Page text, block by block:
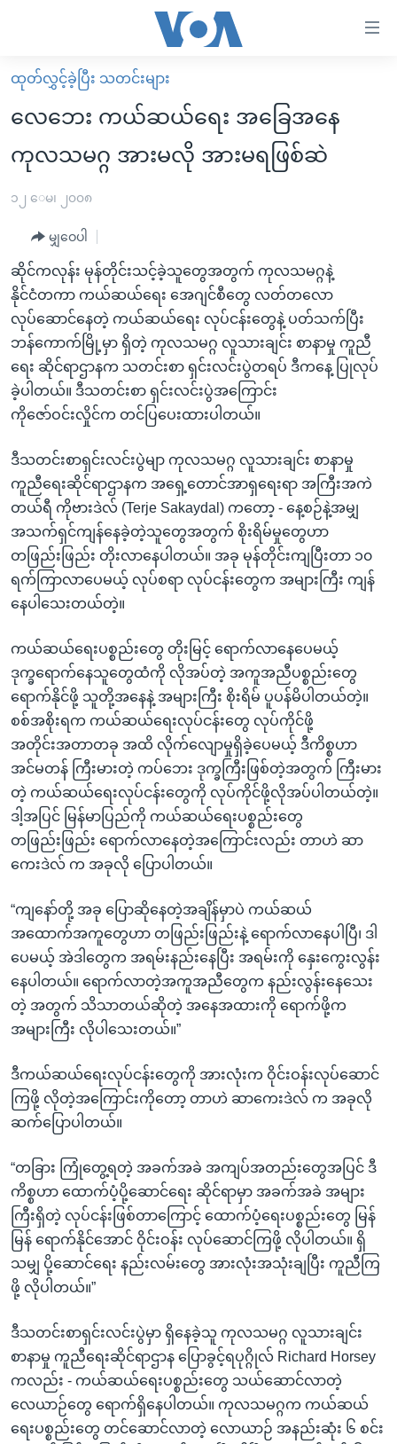
လွယ်ကူ
စေ
Link
များ
အကြောင်းအရာ
သို့
ကျော်
ကြည့်
ပင်မ
အ
ညွန်း
စာမျက်နှာ
ကျော်
ရှာဖွေ
နေရာ
ရန်
မူလစာမျက်နှာ
မြန်မာ
ကမ္ဘာ့သတင်းများ
အစ္စရေး-ပါလက်စတိုင်း
ရပ်ဝန်းတခု လမ်းတခု အလွန်
အင်္ဂလိပ်စာလေ့လာမယ်
အမေရိကန်သုံးအီဒီယံ
မကြေးမုံရဲ့ အင်္ဂလိပ်စာ
ရုပ်ရှင်ထဲက အင်္ဂလိပ်စာ
သုတပဒေသာ အင်္ဂလိပ်စာ
အပတ်စဉ်ကဏ္ဍများ
ရေဒီယို
တီဗွီ
ရေဒီယိုနှင့်ရုပ်သံ အချက်အလက်များ
ရေဒီယို/တီဗွီအစီအစဉ်
Learning English
ဗွီအိုအေ လူမှုကွန်ယက်များ
ဘာသာစကားများ
ထုတ်လွှင့်ခဲ့ပြီး သတင်းများ
လေဘေး ကယ်ဆယ်ရေး အခြေအနေ
ကုလသမဂ္ဂ အားမလို အားမရဖြစ်ဆဲ
၁၂ ေမ၊ ၂၀၀၈
မျှဝေပါ
ဆိုင်ကလုန်း မုန်တိုင်းသင့်ခဲ့သူတွေအတွက် ကုလသမဂ္ဂနဲ့
နိုင်ငံတကာ ကယ်ဆယ်ရေး အေဂျင်စီတွေ လတ်တလော
လုပ်ဆောင်နေတဲ့ ကယ်ဆယ်ရေး လုပ်ငန်းတွေနဲ့ ပတ်သက်ပြီး
ဘန်ကောက်မြို့မှာ ရှိတဲ့ ကုလသမဂ္ဂ လူသားချင်း စာနာမှု ကူညီ
ရေး ဆိုင်ရာဌာနက သတင်းစာ ရှင်းလင်းပွဲတရပ် ဒီကနေ့ ပြုလုပ်
ခဲ့ပါတယ်။ ဒီသတင်းစာ ရှင်းလင်းပွဲအကြောင်း
ကိုဇော်ဝင်းလှိုင်က တင်ပြပေးထားပါတယ်။
ဒီသတင်းစာရှင်းလင်းပွဲမျာ ကုလသမဂ္ဂ လူသားချင်း စာနာမှု
ကူညီရေးဆိုင်ရာဌာနက အရှေ့တောင်အာရှရေးရာ အကြီးအကဲ
တယ်ရီ ကိုဗားဒဲလ် (Terje Sakaydal) ကတော့ - နေ့စဉ်နဲ့အမျှ
အသက်ရှင်ကျန်နေခဲ့တဲ့သူတွေအတွက် စိုးရိမ်မှုတွေဟာ
တဖြည်းဖြည်း တိုးလာနေပါတယ်။ အခု မုန်တိုင်းကျပြီးတာ ၁၀
ရက်ကြာလာပေမယ့် လုပ်စရာ လုပ်ငန်းတွေက အများကြီး ကျန်
နေပါသေးတယ်တဲ့။
ကယ်ဆယ်ရေးပစ္စည်းတွေ တိုးမြင့် ရောက်လာနေပေမယ့်
ဒုက္ခရောက်နေသူတွေထံကို လိုအပ်တဲ့ အကူအညီပစ္စည်းတွေ
ရောက်နိုင်ဖို့ သူတို့အနေနဲ့ အများကြီး စိုးရိမ် ပူပန်မိပါတယ်တဲ့။
စစ်အစိုးရက ကယ်ဆယ်ရေးလုပ်ငန်းတွေ လုပ်ကိုင်ဖို့
အတိုင်းအတာတခု အထိ လိုက်လျောမှုရှိခဲ့ပေမယ့် ဒီကိစ္စဟာ
အင်မတန် ကြီးမားတဲ့ ကပ်ဘေး ဒုက္ခကြီးဖြစ်တဲ့အတွက် ကြီးမား
တဲ့ ကယ်ဆယ်ရေးလုပ်ငန်းတွေကို လုပ်ကိုင်ဖို့လိုအပ်ပါတယ်တဲ့။
ဒါ့အပြင် မြန်မာပြည်ကို ကယ်ဆယ်ရေးပစ္စည်းတွေ
တဖြည်းဖြည်း ရောက်လာနေတဲ့အကြောင်းလည်း တာဟဲ ဆာ
ကေးဒဲလ် က အခုလို ပြောပါတယ်။
“ကျနော်တို့ အခု ပြောဆိုနေတဲ့အချိန်မှာပဲ ကယ်ဆယ်
အထောက်အကူတွေဟာ တဖြည်းဖြည်းနဲ့ ရောက်လာနေပါပြီ၊ ဒါ
ပေမယ့် အဲဒါတွေက အရမ်းနည်းနေပြီး အရမ်းကို နှေးကွေးလွန်း
နေပါတယ်။ ရောက်လာတဲ့အကူအညီတွေက နည်းလွန်းနေသေး
တဲ့ အတွက် သိသာတယ်ဆိုတဲ့ အနေအထားကို ရောက်ဖို့က
အများကြီး လိုပါသေးတယ်။”
ဒီကယ်ဆယ်ရေးလုပ်ငန်းတွေကို အားလုံးက ဝိုင်းဝန်းလုပ်ဆောင်
ကြဖို့ လိုတဲ့အကြောင်းကိုတော့ တာဟဲ ဆာကေးဒဲလ် က အခုလို
ဆက်ပြောပါတယ်။
“တခြား ကြုံတွေ့ရတဲ့ အခက်အခဲ အကျပ်အတည်းတွေအပြင် ဒီ
ကိစ္စဟာ ထောက်ပံ့ပို့ဆောင်ရေး ဆိုင်ရာမှာ အခက်အခဲ အများ
ကြီးရှိတဲ့ လုပ်ငန်းဖြစ်တာကြောင့် ထောက်ပံ့ရေးပစ္စည်းတွေ မြန်
မြန် ရောက်နိုင်အောင် ဝိုင်းဝန်း လုပ်ဆောင်ကြဖို့ လိုပါတယ်။ ရှိ
သမျှ ပို့ဆောင်ရေး နည်းလမ်းတွေ အားလုံးအသုံးချပြီး ကူညီကြ
ဖို့ လိုပါတယ်။”
ဒီသတင်းစာရှင်းလင်းပွဲမှာ ရှိနေခဲ့သူ ကုလသမဂ္ဂ လူသားချင်း
စာနာမှု ကူညီရေးဆိုင်ရာဌာန ပြောခွင့်ရပုဂ္ဂိုလ် Richard Horsey
ကလည်း - ကယ်ဆယ်ရေးပစ္စည်းတွေ သယ်ဆောင်လာတဲ့
လေယာဉ်တွေ ရောက်ရှိနေပါတယ်။ ကုလသမဂ္ဂက ကယ်ဆယ်
ရေးပစ္စည်းတွေ တင်ဆောင်လာတဲ့ လောယာဉ် အနည်းဆုံး ၆ စင်း